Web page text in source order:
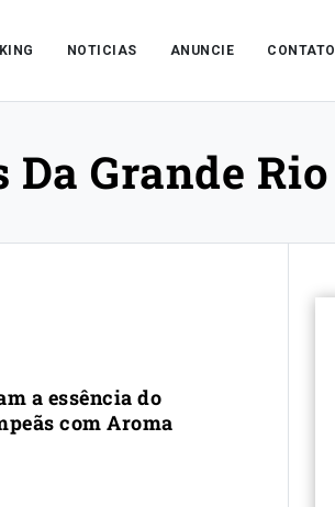
NOTICIAS ANUNCIE CONTATO
Grande Rio
a essência do
com Aroma